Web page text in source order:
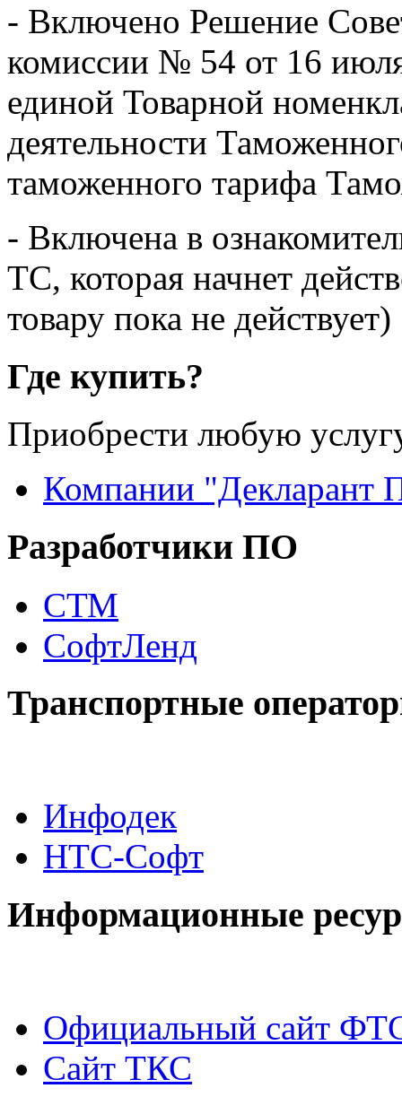
- Включено Решение
комиссии № 54 от 16
единой Товарной
деятельности
таможенного тарифа
- Включена в
ТС, которая начнет
товару пока не действует)
Где купить?
Приобрести любую
Компании "Декларант
Разработчики ПО
СТМ
СофтЛенд
Транспортные
Инфодек
НТС-Софт
Информационные
Официальный сайт
Сайт ТКС